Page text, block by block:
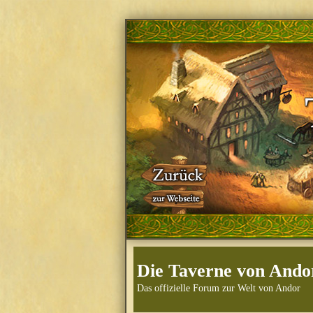
Die Taverne von
Das offizielle Forum zur Welt von Andor